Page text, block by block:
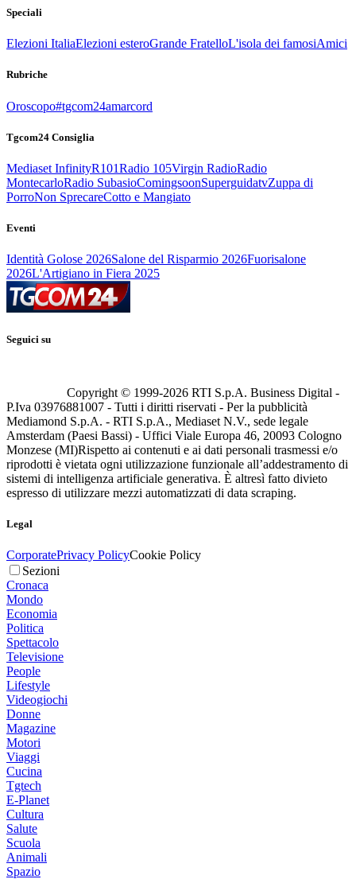
Speciali
Elezioni ItaliaElezioni esteroGrande FratelloL'isola dei famosiAmici
Rubriche
Oroscopo#tgcom24amarcord
Tgcom24 Consiglia
Mediaset InfinityR101Radio 105Virgin RadioRadio
MontecarloRadio SubasioComingsoonSuperguidatvZuppa di
PorroNon SprecareCotto e Mangiato
Eventi
Identità Golose 2026Salone del Risparmio 2026Fuorisalone
2026L'Artigiano in Fiera 2025
Seguici su
Copyright © 1999-2026 RTI S.p.A. Business Digital -
P.Iva 03976881007 - Tutti i diritti riservati - Per la pubblicità
Mediamond S.p.A. - RTI S.p.A., Mediaset N.V., sede legale
Amsterdam (Paesi Bassi) - Uffici Viale Europa 46, 20093 Cologno
Monzese (MI)Rispetto ai contenuti e ai dati personali trasmessi e/o
riprodotti è vietata ogni utilizzazione funzionale all’addestramento di
sistemi di intelligenza artificiale generativa. È altresì fatto divieto
espresso di utilizzare mezzi automatizzati di data scraping.
Legal
CorporatePrivacy PolicyCookie Policy
Sezioni
Cronaca
Mondo
Economia
Politica
Spettacolo
Televisione
People
Lifestyle
Videogiochi
Donne
Magazine
Motori
Viaggi
Cucina
Tgtech
E-Planet
Cultura
Salute
Scuola
Animali
Spazio